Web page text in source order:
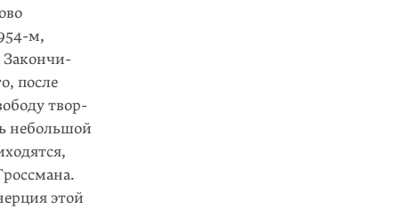
м,
Закончи­
после
твор­
неболь­шой
этой